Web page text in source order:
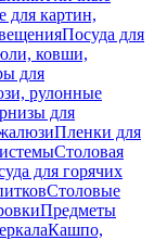
для картин,
Посуда для
ковши,
для
рулонные
для
Пленки для
Столовая
для горячих
Столовые
Предметы
Кашпо,